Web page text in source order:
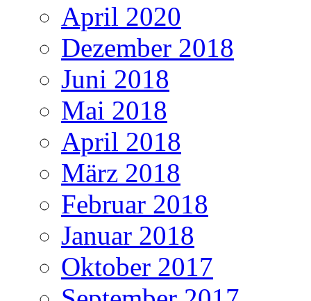
April 2020
Dezember 2018
Juni 2018
Mai 2018
April 2018
März 2018
Februar 2018
Januar 2018
Oktober 2017